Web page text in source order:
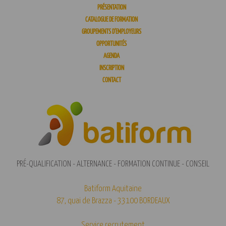
PRÉSENTATION
CATALOGUE DE FORMATION
GROUPEMENTS D’EMPLOYEURS
OPPORTUNITÉS
AGENDA
INSCRIPTION
CONTACT
PRÉ-QUALIFICATION - ALTERNANCE - FORMATION CONTINUE - CONSEIL
Batiform Aquitaine
87, quai de Brazza - 33100 BORDEAUX